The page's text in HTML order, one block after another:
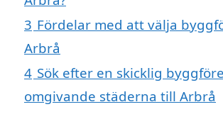
3 Fördelar med att välja
Arbrå
4 Sök efter en skicklig
omgivande städerna till Arbrå